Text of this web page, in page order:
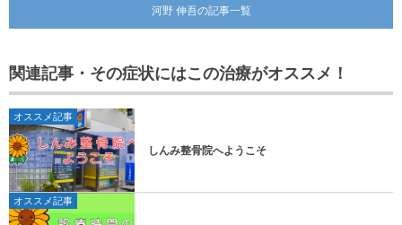
河野 伸吾の記事一覧
関連記事・その症状にはこの治療がオススメ！
オススメ記事
しんみ整骨院へようこそ
オススメ記事